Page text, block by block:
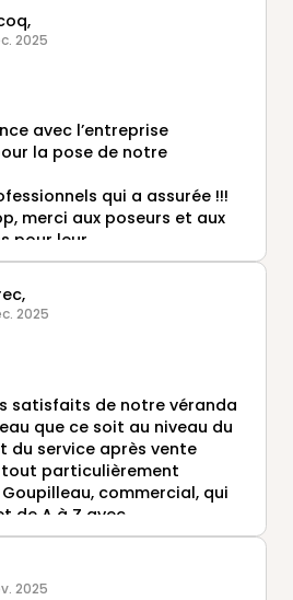
2025
avec l’entreprise
la pose de notre
qui a assurée !!!
merci aux poseurs et aux
pour leur
sans oublier Alexis notre
projet qui s’est toujours
à l’écoute de nos besoins
2025
satisfaits de notre véranda
que ce soit au niveau du
du service après vente
tout particulièrement
commercial, qui
de A à Z avec
et gentillesse .Encore merci
vivement l'antenne de
2025